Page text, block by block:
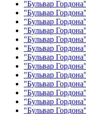
"Бульвар
"Бульвар
"Бульвар
"Бульвар
"Бульвар
"Бульвар
"Бульвар
"Бульвар
"Бульвар
"Бульвар
"Бульвар
"Бульвар
"Бульвар